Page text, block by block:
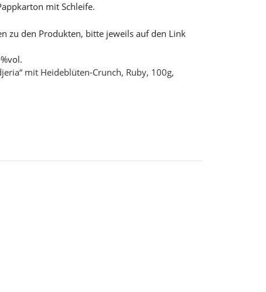
mit Schleife.
zu den Produkten, bitte jeweils auf den Link
mit Heideblüten-Crunch, Ruby, 100g,